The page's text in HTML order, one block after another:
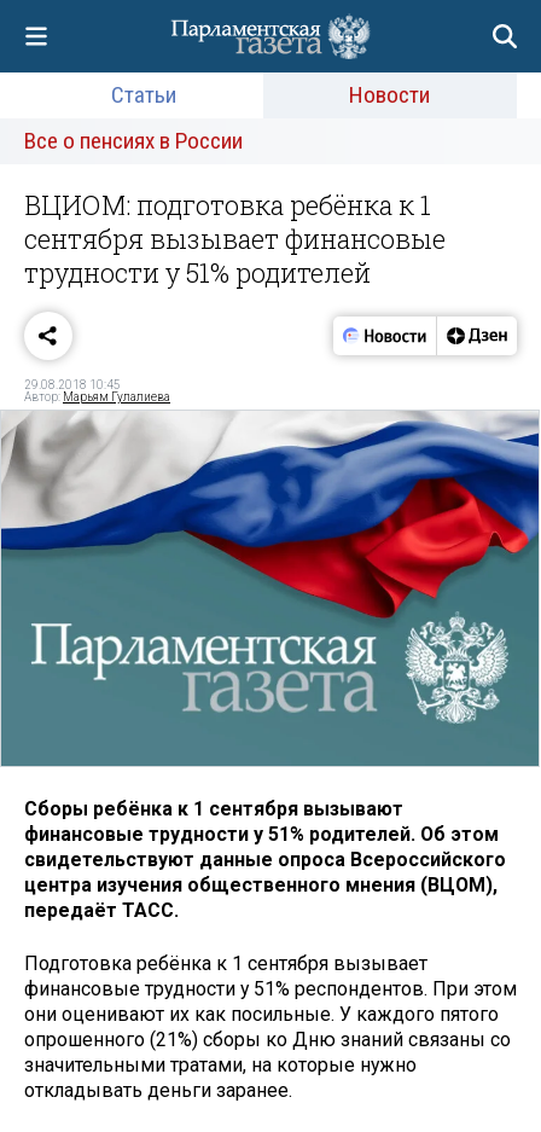
Статьи
Новости
Все о пенсиях в России
ВЦИОМ: подготовка ребёнка к 1
сентября вызывает финансовые
трудности у 51% родителей
29.08.2018 10:45
Автор: Марьям Гулалиева
Сборы ребёнка к 1 сентября вызывают
финансовые трудности у 51% родителей. Об этом
свидетельствуют данные опроса Всероссийского
центра изучения общественного мнения (ВЦОМ),
передаёт ТАСС.
Подготовка ребёнка к 1 сентября вызывает
финансовые трудности у 51% респондентов. При этом
они оценивают их как посильные. У каждого пятого
опрошенного (21%) сборы ко Дню знаний связаны со
значительными тратами, на которые нужно
откладывать деньги заранее.